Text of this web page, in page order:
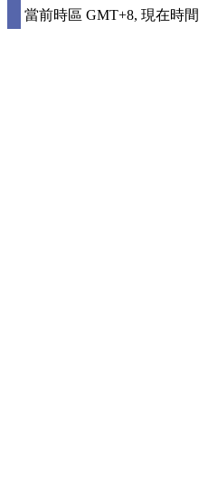
當前時區 GMT+8, 現在時間